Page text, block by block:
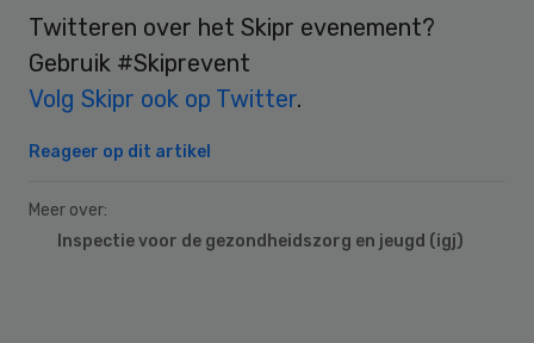
Twitteren over het Skipr evenement?
Gebruik #Skiprevent
Volg Skipr ook op Twitter.
Reageer op dit artikel
Meer over:
Inspectie voor de gezondheidszorg en jeugd (igj)